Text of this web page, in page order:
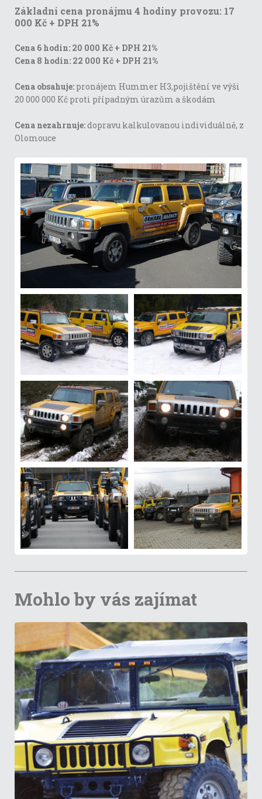
Základní cena pronájmu 4 hodiny provozu: 17
000 Kč + DPH 21%
Cena 6 hodin: 20 000 Kč + DPH 21%
Cena 8 hodin: 22 000 Kč + DPH 21%
Cena obsahuje: pronájem Hummer H3,pojištění ve výši
20 000 000 Kč proti případným úrazům a škodám
Cena nezahrnuje:dopravu kalkulovanou individuálně, z
Olomouce
Mohlo by vás zajímat